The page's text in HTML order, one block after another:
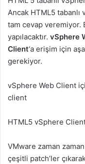
Ancak HTML5
tam cevap
yapılacaktır. vSphere
Client‘a erişim için
gerekiyor.
vSphere Web Client
client
HTML5 vSphere
VMware zaman zaman
çeşitli patch’ler